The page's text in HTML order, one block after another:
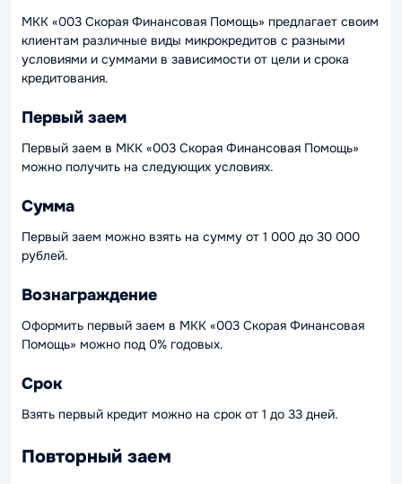
МКК «003 Скорая Финансовая Помощь» предлагает своим
клиентам различные виды микрокредитов с разными
условиями и суммами в зависимости от цели и срока
кредитования.
Первый заем
Первый заем в МКК «003 Скорая Финансовая Помощь»
можно получить на следующих условиях.
Сумма
Первый заем можно взять на сумму от 1 000 до 30 000
рублей.
Вознаграждение
Оформить первый заем в МКК «003 Скорая Финансовая
Помощь» можно под 0% годовых.
Срок
Взять первый кредит можно на срок от 1 до 33 дней.
Повторный заем